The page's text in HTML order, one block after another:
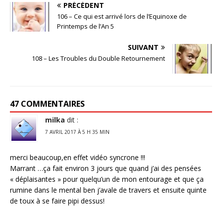
PRÉCÉDENT
106 – Ce qui est arrivé lors de l’Equinoxe de
Printemps de l’An 5
SUIVANT
108 – Les Troubles du Double Retournement
47 COMMENTAIRES
milka dit :
7 AVRIL 2017 À 5 H 35 MIN
merci beaucoup,en effet vidéo syncrone !!!
Marrant …ça fait environ 3 jours que quand j’ai des pensées
« déplaisantes » pour quelqu’un de mon entourage et que ça
rumine dans le mental ben j’avale de travers et ensuite quinte
de toux à se faire pipi dessus!